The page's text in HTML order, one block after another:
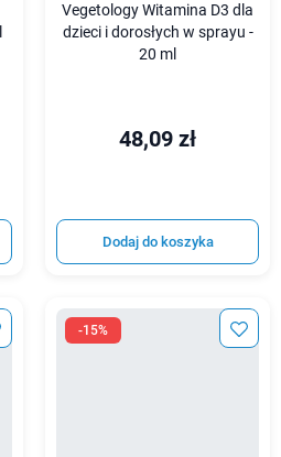
Vegetology Witamina D3 dla
dzieci i dorosłych w sprayu -
20 ml
48,09 zł
Dodaj do koszyka
-15%